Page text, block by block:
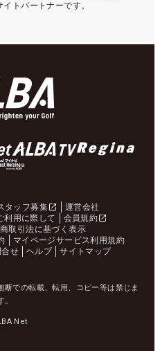
トパートナーです。
タッフ募集
運営会社
利用に際して
会員規約
取引法に基づく表示
マイページサービス利用規約
合せ ヘルプ サイトマップ
での転載、転用、コピー等は禁じま
。
Net